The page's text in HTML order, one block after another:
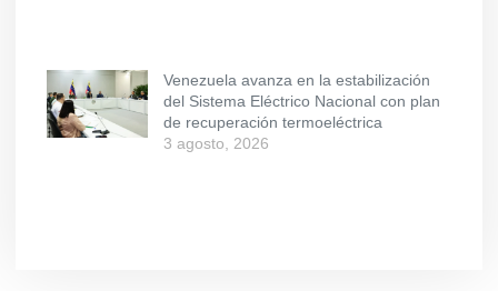
Venezuela avanza en la estabilización
del Sistema Eléctrico Nacional con plan
de recuperación termoeléctrica
3 agosto, 2026